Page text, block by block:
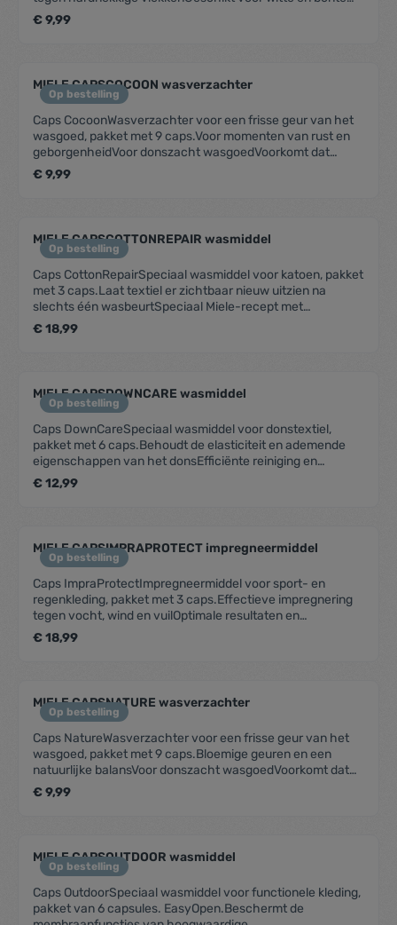
wasVoor geweldige wasresultaten, ook bij lage
temperaturenPerfect vooraf gedoseerd en eenvoudig in
€ 9,99
Op bestelling
MIELE CAPSCOCOON wasverzachter
Caps CocoonWasverzachter voor een frisse geur van het
wasgoed, pakket met 9 caps.Voor momenten van rust en
geborgenheidVoor donszacht wasgoedVoorkomt dat
kleding zich elektrostatisch oplaadtPerfect vooraf
gedoseerd en eenvoudig in gebruikVoor 9 wascycli in alle
€ 9,99
Op bestelling
MIELE CAPSCOTTONREPAIR wasmiddel
Caps CottonRepairSpeciaal wasmiddel voor katoen, pakket
met 3 caps.Laat textiel er zichtbaar nieuw uitzien na
slechts één wasbeurtSpeciaal Miele-recept met
Novozymes-technologieAnti-pilling effect en verbeterde
kleurintensiteit en helderheidMaximaal 1-2 x per jaar per
€ 18,99
Op bestelling
MIELE CAPSDOWNCARE wasmiddel
Caps DownCareSpeciaal wasmiddel voor donstextiel,
pakket met 6 caps.Behoudt de elasticiteit en ademende
eigenschappen van het donsEfficiënte reiniging en
duurzame verzorging door lanolineDons gaat niet klompen
en blijft luchtigPerfect vooraf gedoseerd en eenvoudig in
€ 12,99
Op bestelling
MIELE CAPSIMPRAPROTECT impregneermiddel
Caps ImpraProtectImpregneermiddel voor sport- en
regenkleding, pakket met 3 caps.Effectieve impregnering
tegen vocht, wind en vuilOptimale resultaten en
aansluitend een thermische fixatieBehoudt het ademend
vermogen van het textielPerfect vooraf gedoseerd en
€ 18,99
Op bestelling
MIELE CAPSNATURE wasverzachter
Caps NatureWasverzachter voor een frisse geur van het
wasgoed, pakket met 9 caps.Bloemige geuren en een
natuurlijke balansVoor donszacht wasgoedVoorkomt dat
kleding zich elektrostatisch oplaadtPerfect vooraf
gedoseerd en eenvoudig in gebruikVoor 9 wascycli in alle
€ 9,99
Op bestelling
MIELE CAPSOUTDOOR wasmiddel
Caps OutdoorSpeciaal wasmiddel voor functionele kleding,
pakket van 6 capsules. EasyOpen.Beschermt de